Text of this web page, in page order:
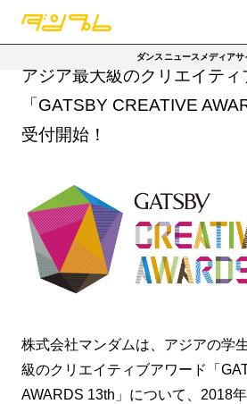
ダンスニュースメディアサ
アジア最大級のクリエイティ
「GATSBY CREATIVE
受付開始！
株式会社マンダムは、アジアの学
級のクリエイティブアワード「
AWARDS 13th」について、2018